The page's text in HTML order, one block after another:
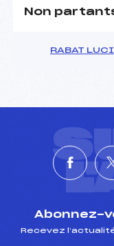
Non
RABAT
Abonnez-
Recevez